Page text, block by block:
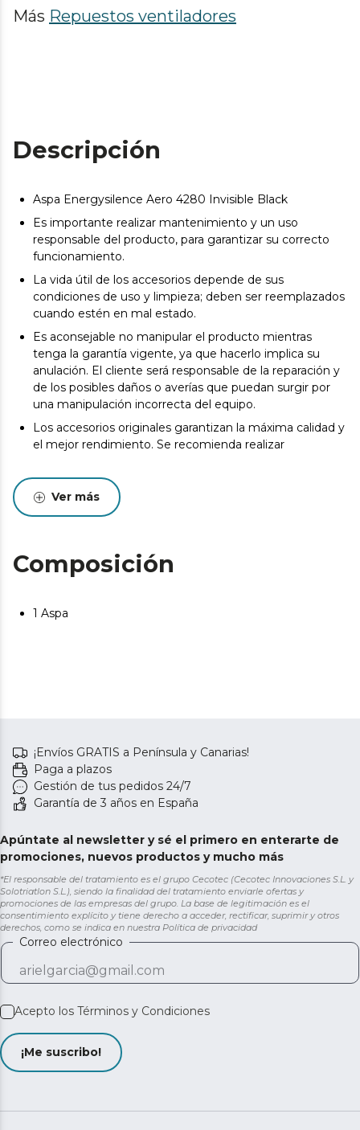
Más Repuestos ventiladores
Descripción
Aspa Energysilence Aero 4280 Invisible Black
Es importante realizar mantenimiento y un uso
responsable del producto, para garantizar su correcto
funcionamiento.
La vida útil de los accesorios depende de sus
condiciones de uso y limpieza; deben ser reemplazados
cuando estén en mal estado.
Es aconsejable no manipular el producto mientras
tenga la garantía vigente, ya que hacerlo implica su
anulación. El cliente será responsable de la reparación y
de los posibles daños o averías que puedan surgir por
una manipulación incorrecta del equipo.
Los accesorios originales garantizan la máxima calidad y
el mejor rendimiento. Se recomienda realizar
Ver más
Composición
1 Aspa
¡Envíos GRATIS a Península y Canarias!
Paga a plazos
Gestión de tus pedidos 24/7
Garantía de 3 años en España
Apúntate al newsletter y sé el primero en enterarte de
promociones, nuevos productos y mucho más
*El responsable del tratamiento es el grupo Cecotec (Cecotec Innovaciones S.L. y
Solotriatlon S.L.), siendo la finalidad del tratamiento enviarle ofertas y
promociones de las empresas del grupo. La base de legitimación es el
consentimiento explícito y tiene derecho a acceder, rectificar, suprimir y otros
derechos, como se indica en nuestra Política de privacidad
Correo electrónico
Acepto los Términos y Condiciones
¡Me suscribo!